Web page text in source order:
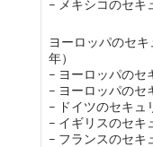
– メキシコのセキ
ヨーロッパのセ
年）
– ヨーロッパのセ
– ヨーロッパのセ
– ドイツのセキュ
– イギリスのセキ
– フランスのセキ